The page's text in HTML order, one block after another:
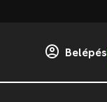
Belépés